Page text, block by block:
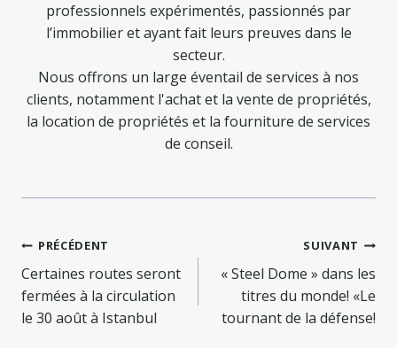
professionnels expérimentés, passionnés par
l’immobilier et ayant fait leurs preuves dans le
secteur.
Nous offrons un large éventail de services à nos
clients, notamment l'achat et la vente de propriétés,
la location de propriétés et la fourniture de services
de conseil.
Navigation
de
l’article
PRÉCÉDENT
Certaines routes seront
fermées à la circulation
le 30 août à Istanbul
SUIVANT
« Steel Dome » dans les
titres du monde! «Le
tournant de la défense!